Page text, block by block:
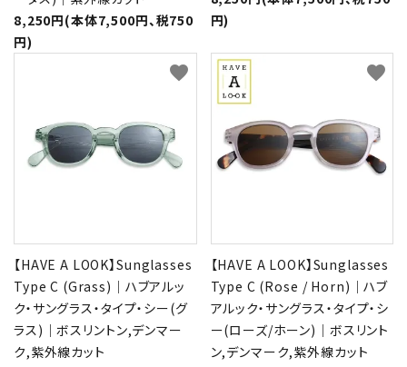
8,250円(本体7,500円、税750
円)
円)
【HAVE A LOOK】Sunglasses
Type C (Grass)｜ハブアルッ
ク・サングラス・タイプ・シー(グ
ラス)｜ボスリントン,デンマー
ク,紫外線カット
favorite
【HAVE A LOOK】Sunglasses
Type C (Rose / Horn)｜ハブ
アルック・サングラス・タイプ・シ
ー(ローズ/ホーン)｜ボスリント
ン,デンマーク,紫外線カット
favorite